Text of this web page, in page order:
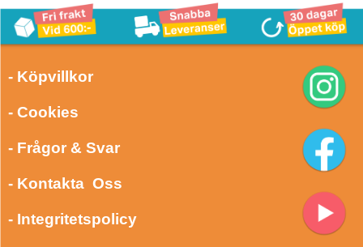
- Köpvillkor
- Cookies
- Frågor & Svar
- Kontakta Oss
- Integritetspolicy